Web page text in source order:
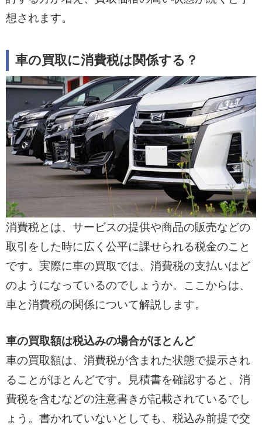
想されます。
車の買取に消費税は関係する？
消費税とは、サービスの提供や商品の販売などの
取引をした時に広く公平に課せられる税金のこと
です。実際に車の買取では、消費税の支払いはど
のようになっているのでしょうか。ここからは、
車と消費税の関係について解説します。
車の買取額は税込みの場合がほとんど
車の買取額は、消費税が含まれた状態で提示され
ることがほとんどです。見積書を確認すると、消
費税を含むなどの注意書きが記載されているでし
ょう。書かれていないとしても、税込み前提で交